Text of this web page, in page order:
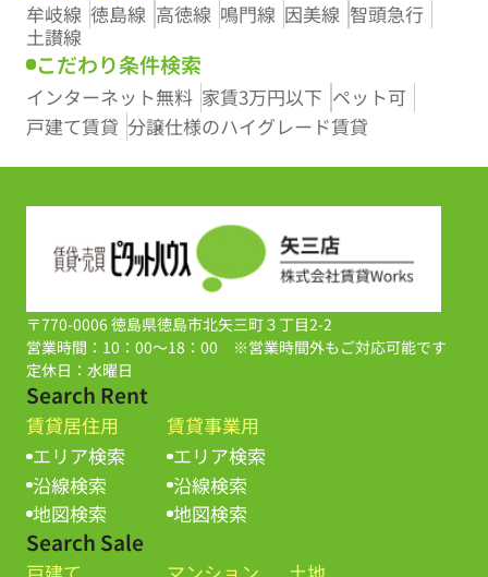
牟岐線 徳島線 高徳線 鳴門線 因美線 智頭急行
土讃線
こだわり条件検索
インターネット無料 家賃3万円以下 ペット可
戸建て賃貸 分譲仕様のハイグレード賃貸
〒770-0006 徳島県徳島市北矢三町３丁目2-2
営業時間：10：00～18：00 ※営業時間外もご対応可能です
定休日：水曜日
Search Rent
賃貸居住用
エリア検索
沿線検索
地図検索
賃貸事業用
エリア検索
沿線検索
地図検索
Search Sale